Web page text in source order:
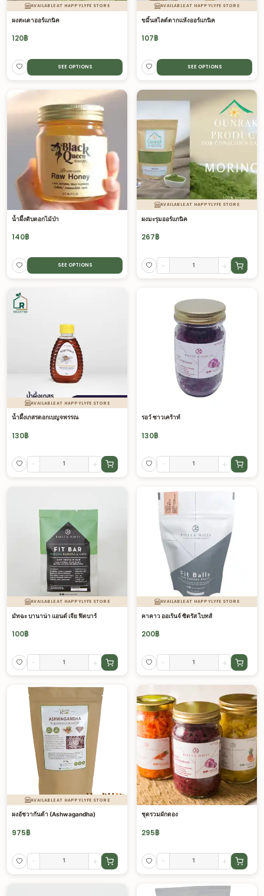
AVAILABLE AT HAPPYLYFE STORE
ผงสะเดาออร์แกนิค
120฿
SEE OPTIONS
AVAILABLE AT HAPPYLYFE STORE
ขมิ้นสไลด์ตากแห้งออร์แกนิค
107฿
SEE OPTIONS
น้ำผึ้งดิบดอกไม้ป่า
140฿
SEE OPTIONS
AVAILABLE AT HAPPYLYFE STORE
ผงมะรุมออร์แกนิค
267฿
- +
AVAILABLE AT HAPPYLYFE STORE
น้ำผึ้งเกสรดอกเบญจพรรณ
130฿
- +
รอว์ ซาวเคร้าท์
130฿
- +
AVAILABLE AT HAPPYLYFE STORE
มัทฉะ บานาน่า แอนด์ เจีย ฟิตบาร์
100฿
- +
AVAILABLE AT HAPPYLYFE STORE
คาคาว ออเร้นจ์ ซิตรัส ไบทส์
200฿
- +
AVAILABLE AT HAPPYLYFE STORE
ผงอัชวากันด้า (Ashwagandha)
975฿
- +
ชุดรวมผักดอง
295฿
- +